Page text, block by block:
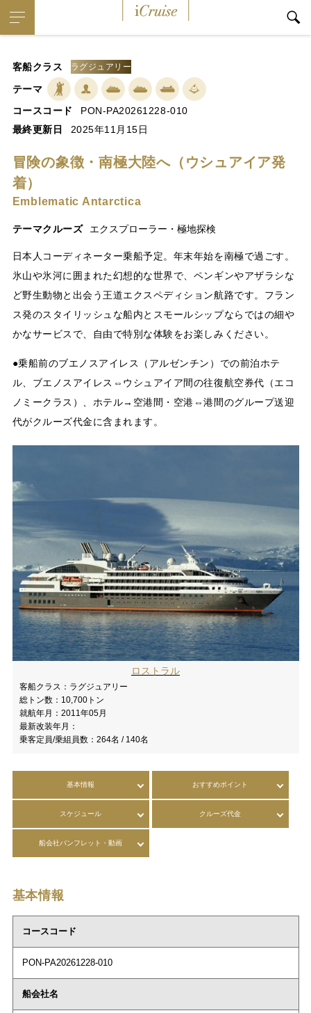
客船クラス ラグジュアリー
テーマ
コースコード
PON-PA20261228-010
最終更新日
2025年11月15日
冒険の象徴・南極大陸へ（ウシュアイア発
着）
Emblematic Antarctica
テーマクルーズ エクスプローラー・極地探検
日本人コーディネーター乗船予定。年末年始を南極で過ごす。
氷山や氷河に囲まれた幻想的な世界で、ペンギンやアザラシな
ど野生動物と出会う王道エクスペディション航路です。フラン
ス発のスタイリッシュな船内とスモールシップならではの細や
かなサービスで、自由で特別な体験をお楽しみください。
●乗船前のブエノスアイレス（アルゼンチン）での前泊ホテ
ル、ブエノスアイレス⇔ウシュアイア間の往復航空券代（エコ
ノミークラス）、ホテル→空港間・空港⇔港間のグループ送迎
代がクルーズ代金に含まれます。
ロストラル
客船クラス： ラグジュアリー
総トン数： 10,700トン
就航年月： 2011年05月
最新改装年月：
乗客定員/乗組員数： 264名 / 140名
基本情報 おすすめポイント
スケジュール クルーズ代金
船会社パンフレット・動画
基本情報
コースコード
PON-PA20261228-010
船会社名